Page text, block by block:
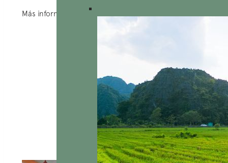
Más información sobre
concrètes pour un tourisme
responsable
Sur son parcours, AucoeurVietnam a réalisé de
nombreux projets et activités pour soutenir les
communautés locales et protéger l’environnement.
Voici quelques exemples de ses actions concrètes: